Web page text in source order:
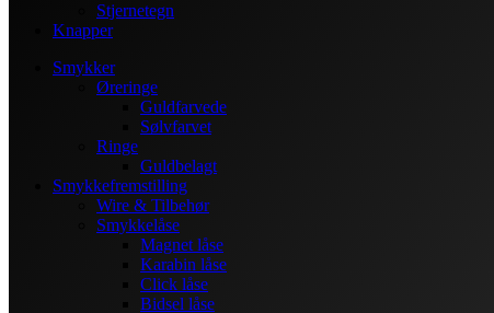
Stjernetegn
Knapper
Smykker
Øreringe
Guldfarvede
Sølvfarvet
Ringe
Guldbelagt
Smykkefremstilling
Wire & Tilbehør
Smykkelåse
Magnet låse
Karabin låse
Click låse
Bidsel låse